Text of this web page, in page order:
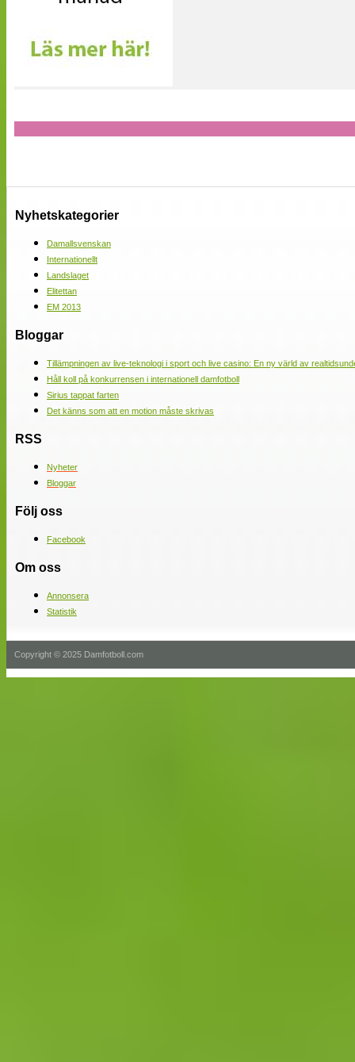
Nyhetskategorier
Damallsvenskan
Internationellt
Landslaget
Elitettan
EM 2013
Bloggar
Tillämpningen av live-teknologi i sport och live casino: En ny värld av
Håll koll på konkurrensen i internationell damfotboll
Sirius tappat farten
Det känns som att en motion måste skrivas
RSS
Nyheter
Bloggar
Följ oss
Facebook
Om oss
Annonsera
Statistik
Copyright © 2025 Damfotboll.com